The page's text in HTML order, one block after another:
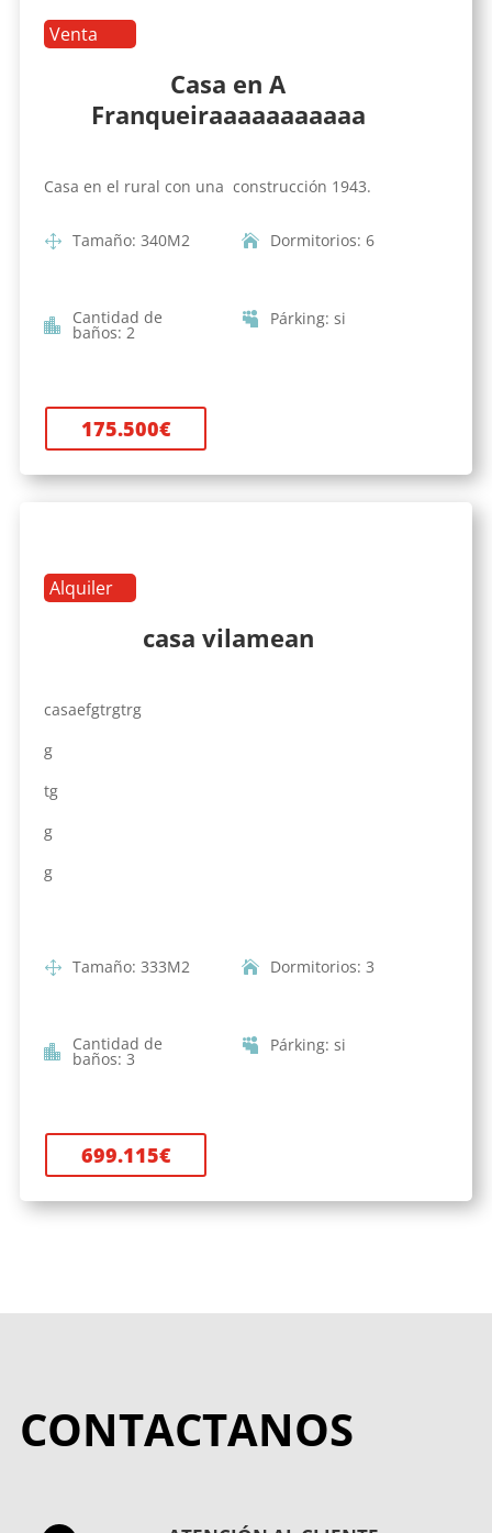
Venta
Casa en A
Franqueiraaaaaaaaaaa
Casa en el rural con una construcción 1943.
Tamaño: 340M2 Dormitorios: 6
Cantidad de
baños: 2
Párking: si
175.500€
Alquiler
casa vilamean
casaefgtrgtrg
g
tg
g
g
Tamaño: 333M2 Dormitorios: 3
Cantidad de
baños: 3
Párking: si
699.115€
CONTACTANOS